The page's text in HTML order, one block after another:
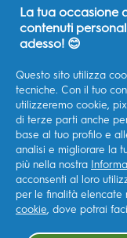
La tua occasione
contenuti
adesso! 😊
Questo sito utilizza
tecniche. Con il tuo
utilizzeremo cookie,
di terze parti anche
base al tuo profilo e
analisi e migliorare la
più nella nostra
acconsenti al loro
per le finalità elencate
cookie, dove potrai